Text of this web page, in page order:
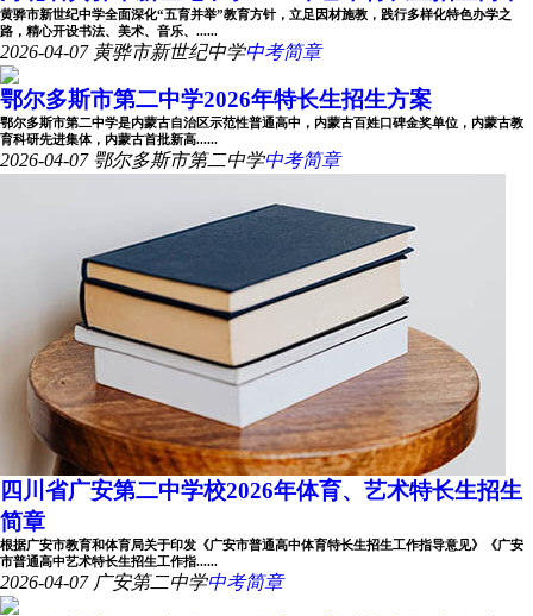
黄骅市新世纪中学全面深化“五育并举”教育方针，立足因材施教，践行多样化特色办学之
路，精心开设书法、美术、音乐、......
2026-04-07 黄骅市新世纪中学中考简章
鄂尔多斯市第二中学2026年特长生招生方案
鄂尔多斯市第二中学是内蒙古自治区示范性普通高中，内蒙古百姓口碑金奖单位，内蒙古教
育科研先进集体，内蒙古首批新高......
2026-04-07 鄂尔多斯市第二中学中考简章
四川省广安第二中学校2026年体育、艺术特长生招生
简章
根据广安市教育和体育局关于印发《广安市普通高中体育特长生招生工作指导意见》《广安
市普通高中艺术特长生招生工作指......
2026-04-07 广安第二中学中考简章